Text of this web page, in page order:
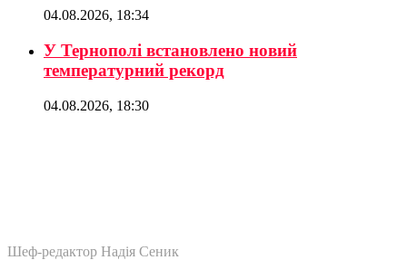
04.08.2026, 18:34
У Тернополі встановлено новий
температурний рекорд
04.08.2026, 18:30
Шеф-редактор Надія Сеник